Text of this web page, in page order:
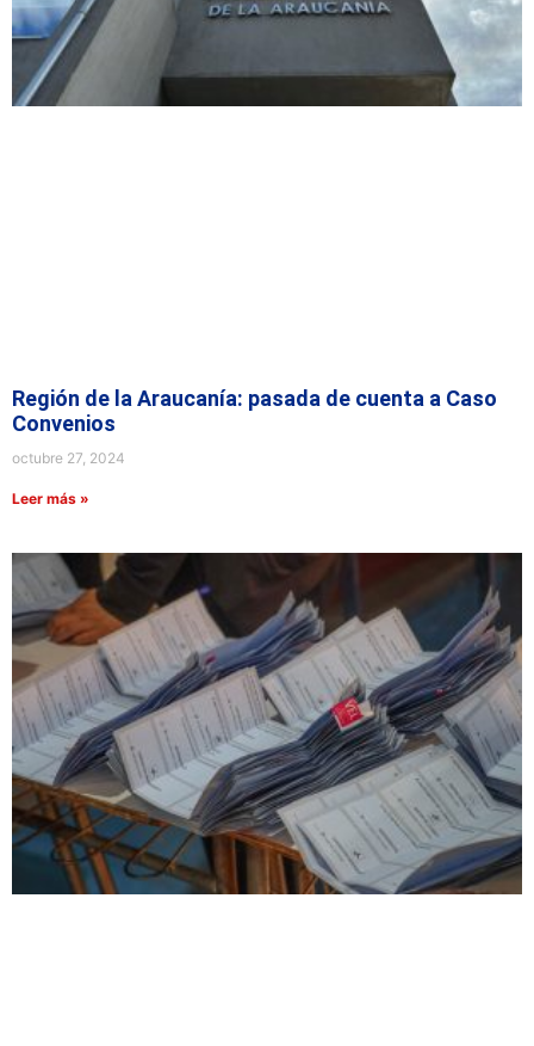
Región de la Araucanía: pasada de cuenta a Caso
Convenios
octubre 27, 2024
Leer más »